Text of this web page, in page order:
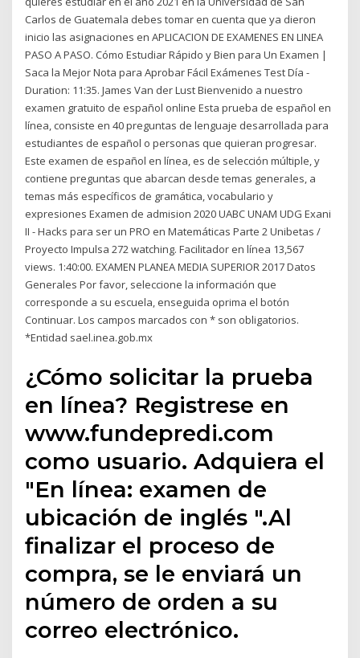
Carlos de Guatemala debes tomar en cuenta que ya dieron
inicio las asignaciones en APLICACION DE EXAMENES EN LINEA
PASO A PASO. Cómo Estudiar Rápido y Bien para Un Examen |
Saca la Mejor Nota para Aprobar Fácil Exámenes Test Día -
Duration: 11:35. James Van der Lust Bienvenido a nuestro
examen gratuito de español online Esta prueba de español en
línea, consiste en 40 preguntas de lenguaje desarrollada para
estudiantes de español o personas que quieran progresar.
Este examen de español en línea, es de selección múltiple, y
contiene preguntas que abarcan desde temas generales, a
temas más específicos de gramática, vocabulario y
expresiones Examen de admision 2020 UABC UNAM UDG Exani
II - Hacks para ser un PRO en Matemáticas Parte 2 Unibetas /
Proyecto Impulsa 272 watching. Facilitador en línea 13,567
views. 1:40:00. EXAMEN PLANEA MEDIA SUPERIOR 2017 Datos
Generales Por favor, seleccione la información que
corresponde a su escuela, enseguida oprima el botón
Continuar. Los campos marcados con * son obligatorios.
*Entidad sael.inea.gob.mx
¿Cómo solicitar la prueba
en línea? Registrese en
www.fundepredi.com
como usuario. Adquiera el
"En línea: examen de
ubicación de inglés ".Al
finalizar el proceso de
compra, se le enviará un
número de orden a su
correo electrónico.